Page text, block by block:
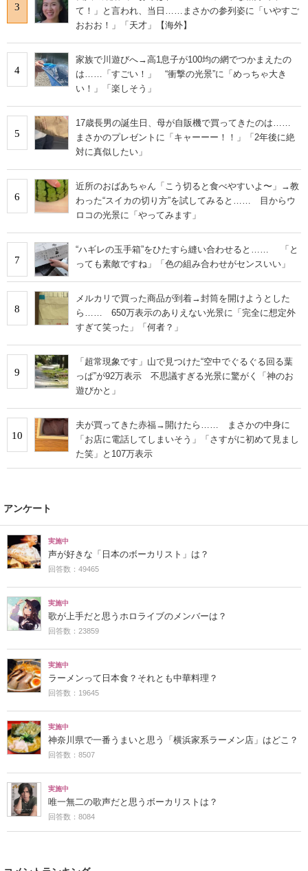
3
て！」と言われ、当日……まさかの参列姿に「いやすご
おおお！」「天才」【海外】
4
家族で川遊びへ→高1息子が100均の網でつかまえたの
は……「すごい！」 “衝撃の光景”に「めっちゃ大き
い！」「楽しそう」
5
17歳長男の誕生日、母が自販機で買ってきたのは……
まさかのプレゼントに「キャーーー！！」「2年後に絶
対に真似したい」
6
近所のおばあちゃん「こう切ると食べやすいよ〜」→教
わった“スイカの切り方”を試してみると…… 目からウ
ロコの光景に「やってみます」
7
“ハギレの玉手箱”をひたすら縫い合わせると…… 「と
っても素敵ですね」「色の組み合わせがセンスいい」
8
メルカリで買った商品が到着→封筒を開けようとした
ら…… 650万表示のありえない光景に「完全に想定外
すぎて笑った」「何者？」
9
「超常現象です」山で見つけた“空中でぐるぐる回る葉
っぱ”が92万表示 不思議すぎる光景に驚がく「神のお
遊びかと」
10
夫が買ってきた赤福→開けたら…… まさかの中身に
「お店に電話してしまいそう」「さすがに初めて見まし
た笑」と107万表示
アンケート
実施中
声が好きな「日本のボーカリスト」は？
回答数：49465
実施中
歌が上手だと思うホロライブのメンバーは？
回答数：23859
実施中
ラーメンって日本食？それとも中華料理？
回答数：19645
実施中
神奈川県で一番うまいと思う「横浜家系ラーメン店」はどこ？
回答数：8507
実施中
唯一無二の歌声だと思うボーカリストは？
回答数：8084